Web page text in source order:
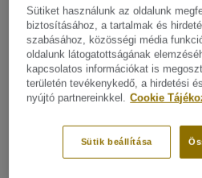
félobjekt kollekció ideális nagy
bejáratokhoz és nappalikhoz.
felületkezelésünkkel padlója
tisztán tartható és szép. A
kínál, miközben otthonos és
a tereknek, valamint biztosítja a
kapható, lehetővé téve a
Mutasson többet
FŐBB JELLEMZŐK
Németországban készül
Tartós, kalanderezett
Félobjekt, tekercses burkolat
Sütiket használunk az oldalunk
biztosításához, a tartalmak és
szabásához, közösségi média
oldalunk látogatottságának
kapcsolatos információkat is
területén tevékenykedő, a hirdetési
nyújtó partnereinkkel. Cookie
Sütik beállítása